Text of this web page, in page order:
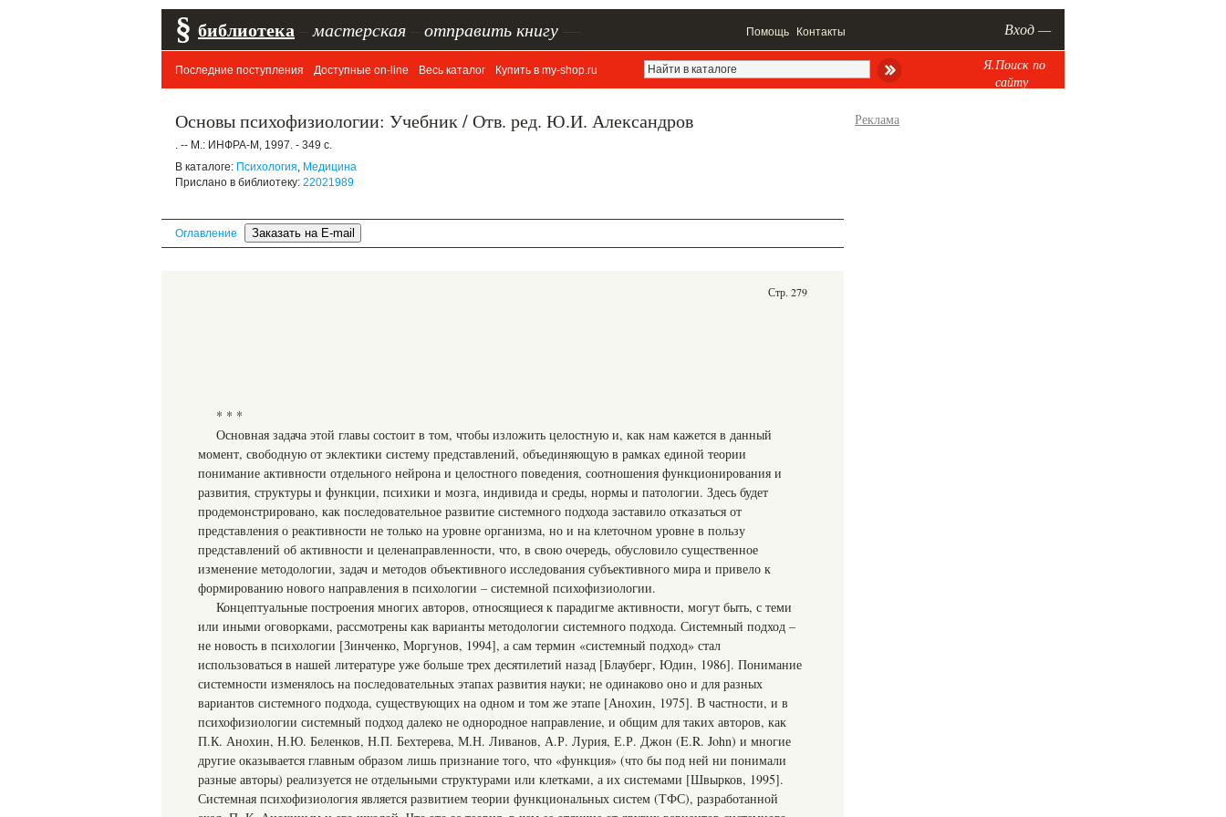
§ библиотека мастерская отправить книгу Помощь Контакты Вход —
Последние поступления Доступные on-line Весь каталог Купить в my-shop.ru
Я.Поиск по
сайту
Основы психофизиологии: Учебник / Отв. ред. Ю.И. Александров
. -- М.: ИНФРА-М, 1997. - 349 с.
В каталоге: Психология, Медицина
Прислано в библиотеку: 22021989
Оглавление
Стр. 279
* * *
Основная задача этой главы состоит в том, чтобы изложить целостную и, как нам кажется в данный
момент, свободную от эклектики систему представлений, объединяющую в рамках единой теории
понимание активности отдельного нейрона и целостного поведения, соотношения функционирования и
развития, структуры и функции, психики и мозга, индивида и среды, нормы и патологии. Здесь будет
продемонстрировано, как последовательное развитие системного подхода заставило отказаться от
представления о реактивности не только на уровне организма, но и на клеточном уровне в пользу
представлений об активности и целенаправленности, что, в свою очередь, обусловило существенное
изменение методологии, задач и методов объективного исследования субъективного мира и привело к
формированию нового направления в психологии – системной психофизиологии.
Концептуальные построения многих авторов, относящиеся к парадигме активности, могут быть, с теми
или иными оговорками, рассмотрены как варианты методологии системного подхода. Системный подход –
не новость в психологии [Зинченко, Моргунов, 1994], а сам термин «системный подход» стал
использоваться в нашей литературе уже больше трех десятилетий назад [Блауберг, Юдин, 1986]. Понимание
системности изменялось на последовательных этапах развития науки; не одинаково оно и для разных
вариантов системного подхода, существующих на одном и том же этапе [Анохин, 1975]. В частности, и в
психофизиологии системный подход далеко не однородное направление, и общим для таких авторов, как
П.К. Анохин, Н.Ю. Беленков, Н.П. Бехтерева, М.Н. Ливанов, А.Р. Лурия, Е.Р. Джон (E.R. John) и многие
другие оказывается главным образом лишь признание того, что «функция» (что бы под ней ни понимали
разные авторы) реализуется не отдельными структурами или клетками, а их системами [Швырков, 1995].
Системная психофизиология является развитием теории функциональных систем (ТФС), разработанной
Реклама